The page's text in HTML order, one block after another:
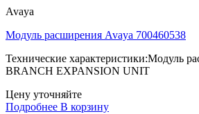
Avaya
Модуль расширения Avaya 700460538
Технические характеристики:Модуль
BRANCH EXPANSION UNIT
Цену уточняйте
Подробнее В корзину